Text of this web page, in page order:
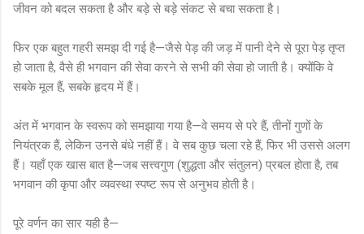
जीवन को बदल सकता है और बड़े से बड़े संकट से बचा सकता है।
फिर एक बहुत गहरी समझ दी गई है—जैसे पेड़ की जड़ में पानी देने से पूरा पेड़ तृप्त
हो जाता है, वैसे ही भगवान की सेवा करने से सभी की सेवा हो जाती है। क्योंकि वे
सबके मूल हैं, सबके हृदय में हैं।
अंत में भगवान के स्वरूप को समझाया गया है—वे समय से परे हैं, तीनों गुणों के
नियंत्रक हैं, लेकिन उनसे बंधे नहीं हैं। वे सब कुछ चला रहे हैं, फिर भी उससे अलग
हैं। यहाँ एक खास बात है—जब सत्त्वगुण (शुद्धता और संतुलन) प्रबल होता है, तब
भगवान की कृपा और व्यवस्था स्पष्ट रूप से अनुभव होती है।
पूरे वर्णन का सार यही है—